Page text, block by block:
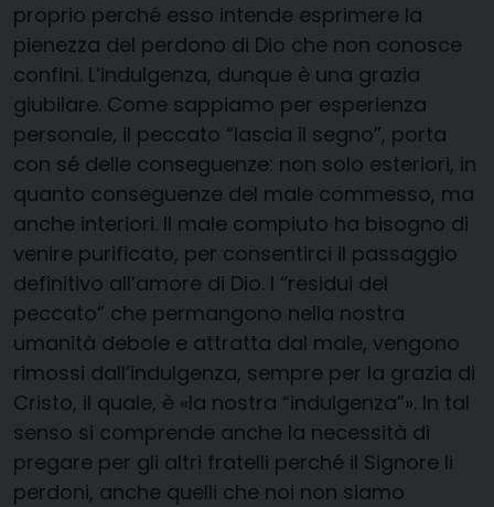
proprio perché esso intende esprimere la
pienezza del perdono di Dio che non conosce
confini. L’indulgenza, dunque è una grazia
giubilare. Come sappiamo per esperienza
personale, il peccato “lascia il segno”, porta
con sé delle conseguenze: non solo esteriori, in
quanto conseguenze del male commesso, ma
anche interiori. Il male compiuto ha bisogno di
venire purificato, per consentirci il passaggio
definitivo all’amore di Dio. I “residui del
peccato” che permangono nella nostra
umanità debole e attratta dal male, vengono
rimossi dall’indulgenza, sempre per la grazia di
Cristo, il quale, è «la nostra “indulgenza”». In tal
senso si comprende anche la necessità di
pregare per gli altri fratelli perché il Signore li
perdoni, anche quelli che noi non siamo